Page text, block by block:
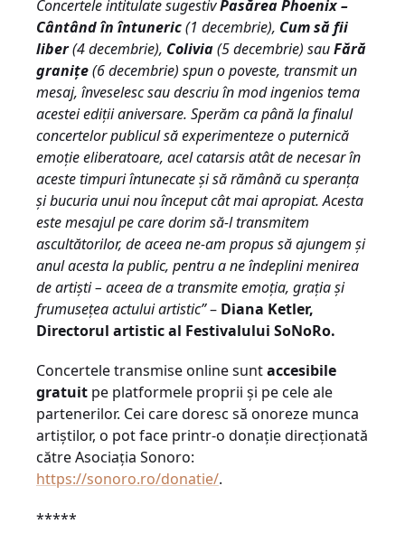
Concertele intitulate sugestivPasărea Phoenix –
Cântând în întuneric(1 decembrie), Cum să fii
liber(4 decembrie), Colivia(5 decembrie) sauFără
granițe(6 decembrie) spun o poveste, transmit un
mesaj, înveselesc sau descriu în mod ingenios tema
acestei ediții aniversare. Sperăm ca până la finalul
concertelor publicul să experimenteze o puternică
emoție eliberatoare, acel catarsis atât de necesar în
aceste timpuri întunecate și să rămână cu speranța
și bucuria unui nou început cât mai apropiat. Acesta
este mesajul pe care dorim să-l transmitem
ascultătorilor, de aceea ne-am propus să ajungem și
anul acesta la public, pentru a ne îndeplini menirea
de artiști – aceea de a transmite emoția, grația și
frumusețea actului artistic”– Diana Ketler,
Directorul artistic al Festivalului SoNoRo.
Concertele transmise online suntaccesibile
gratuit pe platformele proprii și pe cele ale
partenerilor. Cei care doresc să onoreze munca
artiștilor, o pot face printr-o donație direcționată
către Asociația Sonoro:
https://sonoro.ro/donatie/.
*****